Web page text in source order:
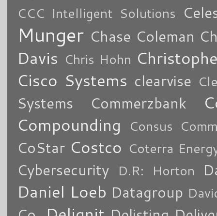
CCC Intelligent Solutions
Munger Chase Coleman
Davis Chris Hohn
Cisco Systems clearvise
Systems Commerzbank
Compounding
Consus
CoStar Costco Coterra
Cybersecurity D.R: Horton
Daniel Loeb Datagroup